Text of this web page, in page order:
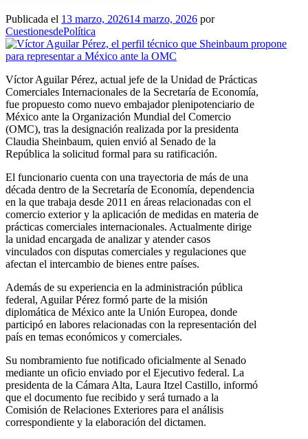
Publicada el 13 marzo, 202614 marzo, 2026 por
CuestionesdePolítica
Víctor Aguilar Pérez, actual jefe de la Unidad de Prácticas
Comerciales Internacionales de la Secretaría de Economía,
fue propuesto como nuevo embajador plenipotenciario de
México ante la Organización Mundial del Comercio
(OMC), tras la designación realizada por la presidenta
Claudia Sheinbaum, quien envió al Senado de la
República la solicitud formal para su ratificación.
El funcionario cuenta con una trayectoria de más de una
década dentro de la Secretaría de Economía, dependencia
en la que trabaja desde 2011 en áreas relacionadas con el
comercio exterior y la aplicación de medidas en materia de
prácticas comerciales internacionales. Actualmente dirige
la unidad encargada de analizar y atender casos
vinculados con disputas comerciales y regulaciones que
afectan el intercambio de bienes entre países.
Además de su experiencia en la administración pública
federal, Aguilar Pérez formó parte de la misión
diplomática de México ante la Unión Europea, donde
participó en labores relacionadas con la representación del
país en temas económicos y comerciales.
Su nombramiento fue notificado oficialmente al Senado
mediante un oficio enviado por el Ejecutivo federal. La
presidenta de la Cámara Alta, Laura Itzel Castillo, informó
que el documento fue recibido y será turnado a la
Comisión de Relaciones Exteriores para el análisis
correspondiente y la elaboración del dictamen.